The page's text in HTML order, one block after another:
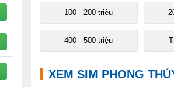
100 - 200 triệu
400 - 500 triệu
XEM SIM PHONG